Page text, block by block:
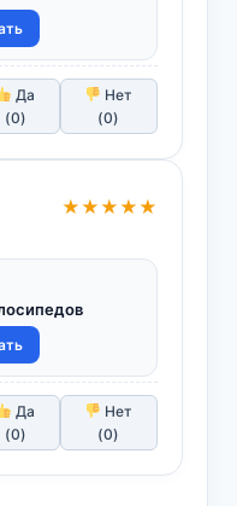
Да
(0)
Нет
(0)
★★★★★
Да
(0)
Нет
(0)